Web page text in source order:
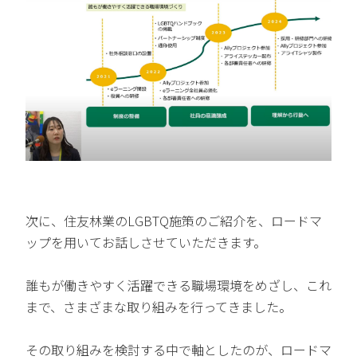
次に、住友林業のLGBTQ施策のご紹介を、ロードマ
ップを用いてお話しさせていただきます。
誰もが働きやすく活躍できる職場環境をめざし、これ
まで、さまざまな取り組みを行ってきました。
その取り組みを検討する中で軸としたのが、ロードマ